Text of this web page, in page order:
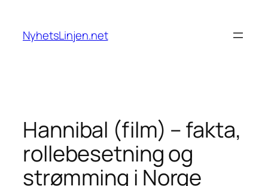
content
NyhetsLinjen.net
Hannibal (film) – fakta,
rollebesetning og
strømming i Norge